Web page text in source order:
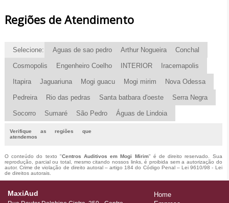
Regiões de Atendimento
Selecione: Aguas de sao pedro Arthur Nogueira Conchal
Cosmopolis Engenheiro Coelho INTERIOR Iracemapolis
Itapira Jaguariuna Mogi guacu Mogi mirim Nova Odessa
Pedreira Rio das pedras Santa batbara d'oeste Serra Negra
Socorro Sumaré São Pedro Águas de Lindoia
Verifique as regiões que
atendemos
O conteúdo do texto "Centros Auditivos em Mogi Mirim" é de direito reservado. Sua
reprodução, parcial ou total, mesmo citando nossos links, é proibida sem a autorização do
autor. Crime de violação de direito autoral – artigo 184 do Código Penal –Lei 9610/98 - Lei
de direitos autorais.
MaxiAud
Home